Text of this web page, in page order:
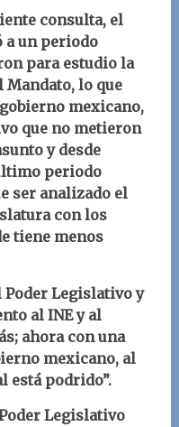
consulta, el
a un periodo
para estudio la
Mandato, lo que
mexicano,
que no metieron
y desde
periodo
ser analizado el
con los
tiene menos
Legislativo y
al INE y al
ahora con una
mexicano, al
está podrido”.
Legislativo